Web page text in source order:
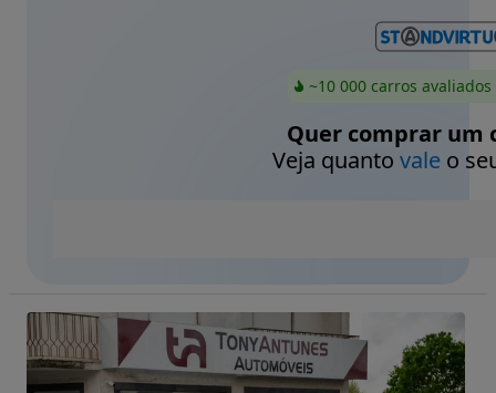
~10 000 carros
Quer comprar um
Veja quanto valeo